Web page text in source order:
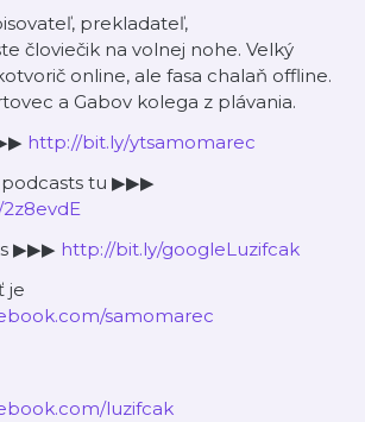
prekladateľ,
človiečik na volnej nohe. Velký
online, ale fasa chalaň offline.
a Gabov kolega z plávania.
http://bit.ly/ytsamomarec
tu ▶▶▶
▶▶▶ http://bit.ly/googleLuzifcak
je
samomarec
luzifcak